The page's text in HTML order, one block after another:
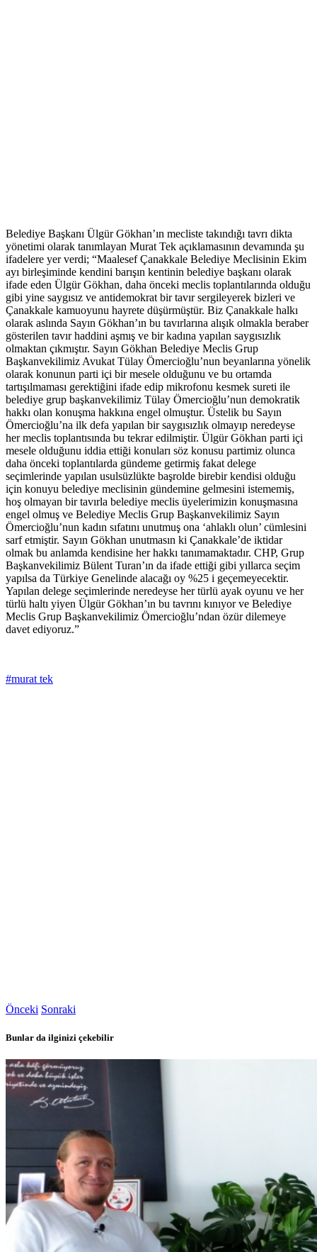
Belediye Başkanı Ülgür Gökhan’ın mecliste takındığı tavrı dikta
yönetimi olarak tanımlayan Murat Tek açıklamasının devamında şu
ifadelere yer verdi; “Maalesef Çanakkale Belediye Meclisinin Ekim
ayı birleşiminde kendini barışın kentinin belediye başkanı olarak
ifade eden Ülgür Gökhan, daha önceki meclis toplantılarında olduğu
gibi yine saygısız ve antidemokrat bir tavır sergileyerek bizleri ve
Çanakkale kamuoyunu hayrete düşürmüştür. Biz Çanakkale halkı
olarak aslında Sayın Gökhan’ın bu tavırlarına alışık olmakla beraber
gösterilen tavır haddini aşmış ve bir kadına yapılan saygısızlık
olmaktan çıkmıştır. Sayın Gökhan Belediye Meclis Grup
Başkanvekilimiz Avukat Tülay Ömercioğlu’nun beyanlarına yönelik
olarak konunun parti içi bir mesele olduğunu ve bu ortamda
tartışılmaması gerektiğini ifade edip mikrofonu kesmek sureti ile
belediye grup başkanvekilimiz Tülay Ömercioğlu’nun demokratik
hakkı olan konuşma hakkına engel olmuştur. Üstelik bu Sayın
Ömercioğlu’na ilk defa yapılan bir saygısızlık olmayıp neredeyse
her meclis toplantısında bu tekrar edilmiştir. Ülgür Gökhan parti içi
mesele olduğunu iddia ettiği konuları söz konusu partimiz olunca
daha önceki toplantılarda gündeme getirmiş fakat delege
seçimlerinde yapılan usulsüzlükte başrolde birebir kendisi olduğu
için konuyu belediye meclisinin gündemine gelmesini istememiş,
hoş olmayan bir tavırla belediye meclis üyelerimizin konuşmasına
engel olmuş ve Belediye Meclis Grup Başkanvekilimiz Sayın
Ömercioğlu’nun kadın sıfatını unutmuş ona ‘ahlaklı olun’ cümlesini
sarf etmiştir. Sayın Gökhan unutmasın ki Çanakkale’de iktidar
olmak bu anlamda kendisine her hakkı tanımamaktadır. CHP, Grup
Başkanvekilimiz Bülent Turan’ın da ifade ettiği gibi yıllarca seçim
yapılsa da Türkiye Genelinde alacağı oy %25 i geçemeyecektir.
Yapılan delege seçimlerinde neredeyse her türlü ayak oyunu ve her
türlü haltı yiyen Ülgür Gökhan’ın bu tavrını kınıyor ve Belediye
Meclis Grup Başkanvekilimiz Ömercioğlu’ndan özür dilemeye
davet ediyoruz.”
#murat tek
Önceki Sonraki
Bunlar da ilginizi çekebilir